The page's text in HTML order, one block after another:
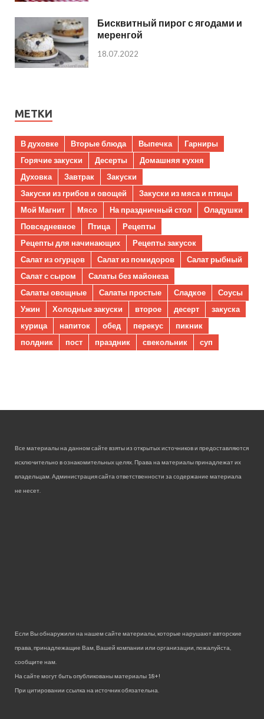
Бисквитный пирог с ягодами и
меренгой
18.07.2022
МЕТКИ
В духовке Вторые блюда Выпечка
Гарниры
Горячие закуски
Десерты
Домашняя кухня
Духовка
Завтрак
Закуски
Закуски из грибов и овощей
Закуски из мяса и птицы
Мой Магнит
Мясо На праздничный стол
Оладушки
Повседневное
Птица
Рецепты
Рецепты для начинающих
Рецепты закусок
Салат из огурцов
Салат из помидоров
Салат рыбный
Салат с сыром
Салаты без майонеза
Салаты овощные
Салаты простые Сладкое
Соусы
Ужин
Холодные закуски второе десерт
закуска
курица
напиток обед перекус
пикник
полдник
пост праздник свекольник суп
Все материалы на данном сайте взяты из открытых источников и предоставляются
исключительно в ознакомительных целях. Права на материалы принадлежат их
владельцам. Администрация сайта ответственности за содержание материала
не несет.
Если Вы обнаружили на нашем сайте материалы, которые нарушают авторские
права, принадлежащие Вам, Вашей компании или организации, пожалуйста,
сообщите нам.
На сайте могут быть опубликованы материалы 18+!
При цитировании ссылка на источник обязательна.